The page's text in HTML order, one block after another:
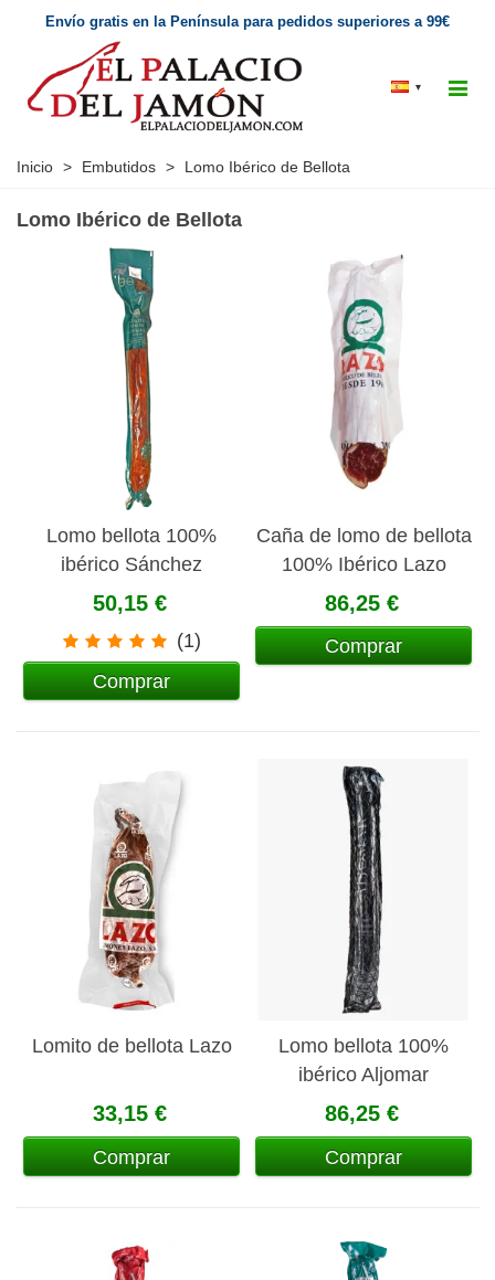
Envío gratis en la Península para pedidos superiores a 99€
▾
Inicio > Embutidos > Lomo Ibérico de Bellota
Lomo Ibérico de Bellota
Lomo bellota 100%
ibérico Sánchez
Romero Carvajal SRC
50,15 €
(1)
Comprar
Caña de lomo de bellota
100% Ibérico Lazo
86,25 €
Comprar
Lomito de bellota Lazo
33,15 €
Comprar
Lomo bellota 100%
ibérico Aljomar
86,25 €
Comprar